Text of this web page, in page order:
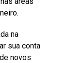
na
sua conta
novos